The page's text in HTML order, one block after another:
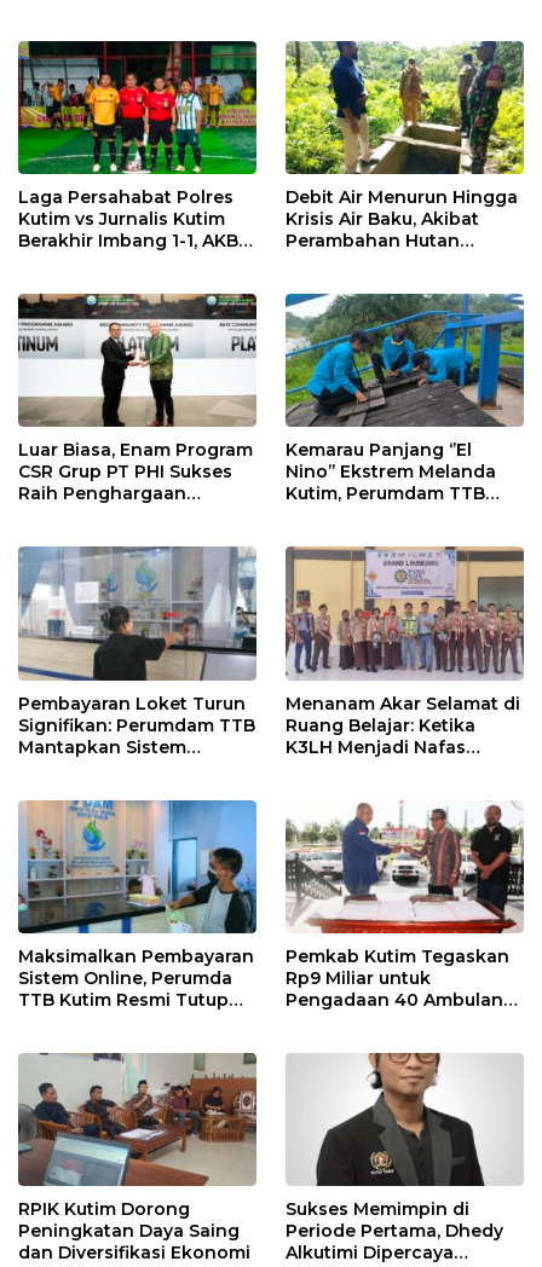
Laga Persahabat Polres
Kutim vs Jurnalis Kutim
Berakhir Imbang 1-1, AKBP
Menyemarakkan HUT ke-
80 Bhayangkara
Debit Air Menurun Hingga
Krisis Air Baku, Akibat
Perambahan Hutan
Luar Biasa, Enam Program
CSR Grup PT PHI Sukses
Raih Penghargaan
Kemarau Panjang ‘’El
Nino’’ Ekstrem Melanda
Kutim, Perumdam TTB
Pembayaran Loket Turun
Signifikan: Perumdam TTB
Mantapkan Sistem
Menanam Akar Selamat di
Ruang Belajar: Ketika
K3LH Menjadi Nafas
Maksimalkan Pembayaran
Sistem Online, Perumda
TTB Kutim Resmi Tutup
Pemkab Kutim Tegaskan
Rp9 Miliar untuk
Pengadaan 40 Ambulans,
RPIK Kutim Dorong
Peningkatan Daya Saing
dan Diversifikasi Ekonomi
Sukses Memimpin di
Periode Pertama, Dhedy
Alkutimi Dipercaya